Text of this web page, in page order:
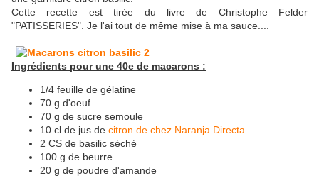
Cette recette est tirée du livre de Christophe Felder
"PATISSERIES". Je l'ai tout de même mise à ma sauce....
Ingrédients pour une 40e de macarons :
1/4 feuille de gélatine
70 g d'oeuf
70 g de sucre semoule
10 cl de jus de citron de chez Naranja Directa
2 CS de basilic séché
100 g de beurre
20 g de poudre d'amande